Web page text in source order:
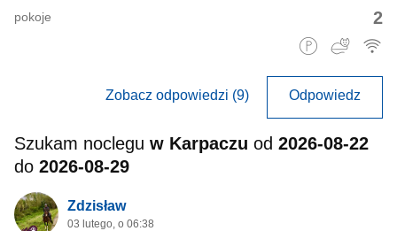
2
pokoje
Zobacz odpowiedzi (9) Odpowiedz
Szukam noclegu w Karpaczu od 2026-08-22
do 2026-08-29
Zdzisław
03 lutego, o 06:38